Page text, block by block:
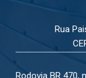
Rua
Rodovia BR 470,